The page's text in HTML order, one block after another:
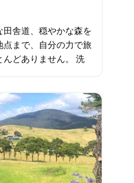
田舎道、穏やかな森を
まで、自分の力で旅
んどありません。 洗